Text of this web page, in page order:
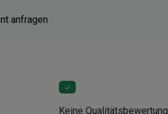
anfragen
Keine